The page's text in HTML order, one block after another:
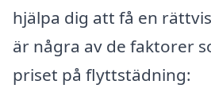
hjälpa dig att få en
är några av de faktorer
priset på flyttstädning: